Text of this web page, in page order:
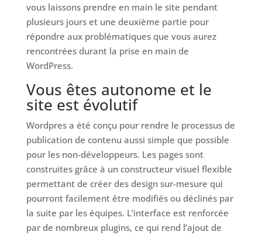
vous laissons prendre en main le site pendant
plusieurs jours et une deuxième partie pour
répondre aux problématiques que vous aurez
rencontrées durant la prise en main de
WordPress.
Vous êtes autonome et le
site est évolutif
Wordpres a été conçu pour rendre le processus de
publication de contenu aussi simple que possible
pour les non-développeurs. Les pages sont
construites grâce à un constructeur visuel flexible
permettant de créer des design sur-mesure qui
pourront facilement être modifiés ou déclinés par
la suite par les équipes. L’interface est renforcée
par de nombreux plugins, ce qui rend l’ajout de